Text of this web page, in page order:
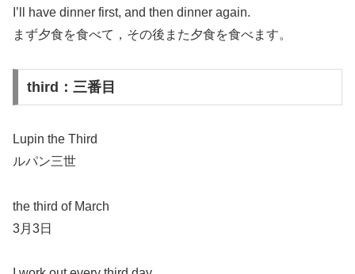
I’ll have dinner first, and then dinner again.
まず夕食を食べて，その後また夕食を食べます。
third：三番目
Lupin the Third
ルパン三世
the third of March
3月3日